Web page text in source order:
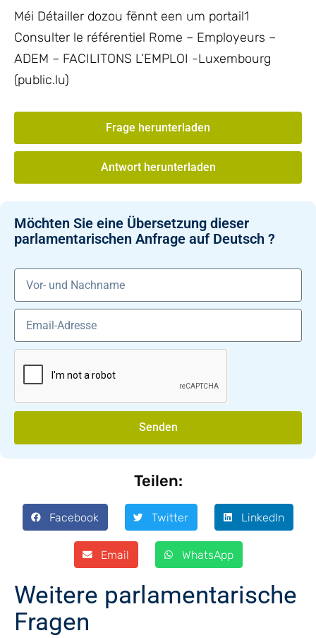
Méi Détailler dozou fënnt een um portail1
Consulter le référentiel Rome – Employeurs –
ADEM – FACILITONS L’EMPLOI -Luxembourg
(public.lu)
Frage herunterladen
Antwort herunterladen
Möchten Sie eine Übersetzung dieser
parlamentarischen Anfrage auf Deutsch ?
Senden
Teilen:
Facebook Twitter LinkedIn
Email WhatsApp
Weitere parlamentarische
Fragen